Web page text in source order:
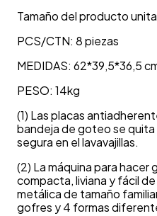
Tamaño del producto
PCS/CTN: 8 piezas
MEDIDAS: 62*39,5*36,5
PESO: 14kg
(1) Las placas
bandeja de goteo se quita
segura en el lavavajillas.
(2) La máquina para hacer
compacta, liviana y fácil
metálica de tamaño
gofres y 4 formas